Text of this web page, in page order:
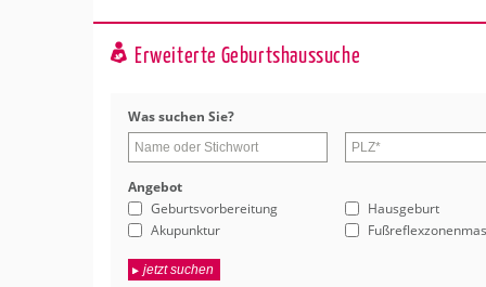
Erweiterte Geburtshaussuche
Was su­chen Sie?
An­ge­bot
Geburtsvorbereitung
Hausgeburt
Akupunktur
jetzt suchen